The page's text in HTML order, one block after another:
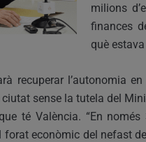
milions
finances
què
recuperar l’autonomia
sense la tutela del
té València. “En
econòmic del nefast